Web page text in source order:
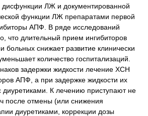
ЛЖ и документированной
функции ЛЖ препаратами первой
АПФ. В ряде исследований
что длительный прием ингибиторов
больных снижает развитие клинически
количество госпитализаций.
задержки жидкости лечение ХСН
АПФ, а при задержке жидкости их
К лечению приступают не
после отмены (или снижения
диуретиками, коррекции дозы